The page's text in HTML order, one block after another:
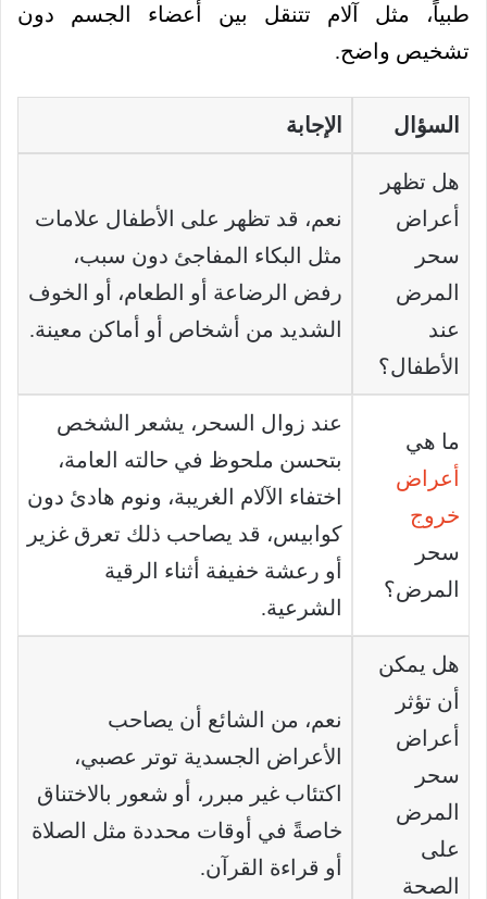
طبياً، مثل آلام تتنقل بين أعضاء الجسم دون
تشخيص واضح.
السؤال الإجابة
هل تظهر
أعراض
سحر
المرض
عند
الأطفال؟
نعم، قد تظهر على الأطفال علامات
مثل البكاء المفاجئ دون سبب،
رفض الرضاعة أو الطعام، أو الخوف
الشديد من أشخاص أو أماكن معينة.
ما هي
أعراض
خروج
سحر
المرض؟
عند زوال السحر، يشعر الشخص
بتحسن ملحوظ في حالته العامة،
اختفاء الآلام الغريبة، ونوم هادئ دون
كوابيس، قد يصاحب ذلك تعرق غزير
أو رعشة خفيفة أثناء الرقية
الشرعية.
هل يمكن
أن تؤثر
أعراض
سحر
المرض
على
الصحة
نعم، من الشائع أن يصاحب
الأعراض الجسدية توتر عصبي،
اكتئاب غير مبرر، أو شعور بالاختناق
خاصةً في أوقات محددة مثل الصلاة
أو قراءة القرآن.